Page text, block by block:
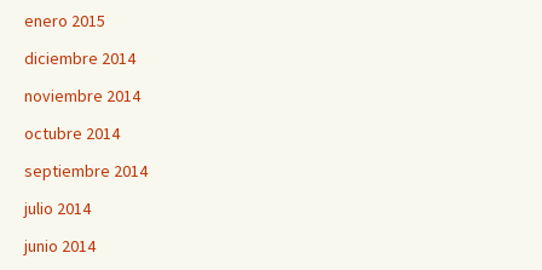
enero 2015
diciembre 2014
noviembre 2014
octubre 2014
septiembre 2014
julio 2014
junio 2014